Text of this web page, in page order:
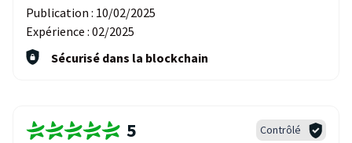
Publication : 10/02/2025
Expérience : 02/2025
Sécurisé dans la blockchain
5 Contrôlé